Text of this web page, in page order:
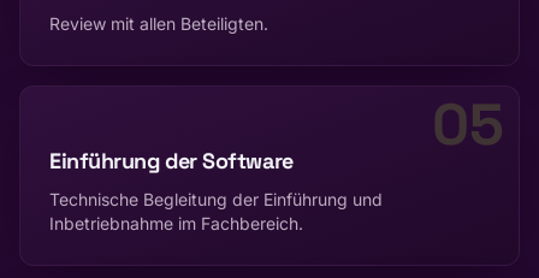
Review mit allen Beteiligten.
05
Einführung der Software
Technische Begleitung der Einführung und
Inbetriebnahme im Fachbereich.